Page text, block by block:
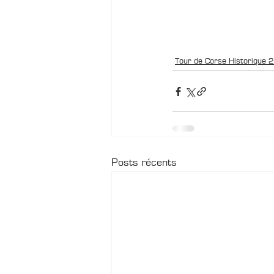
Tour de Corse Historique
Posts récents